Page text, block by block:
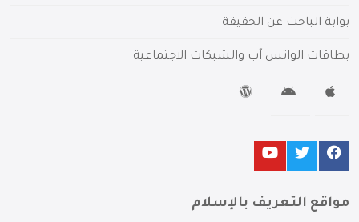
بوابة الباحث عن الحقيقة
بطاقات الواتس آب والشبكات الاجتماعية
مواقع التعريف بالإسلام